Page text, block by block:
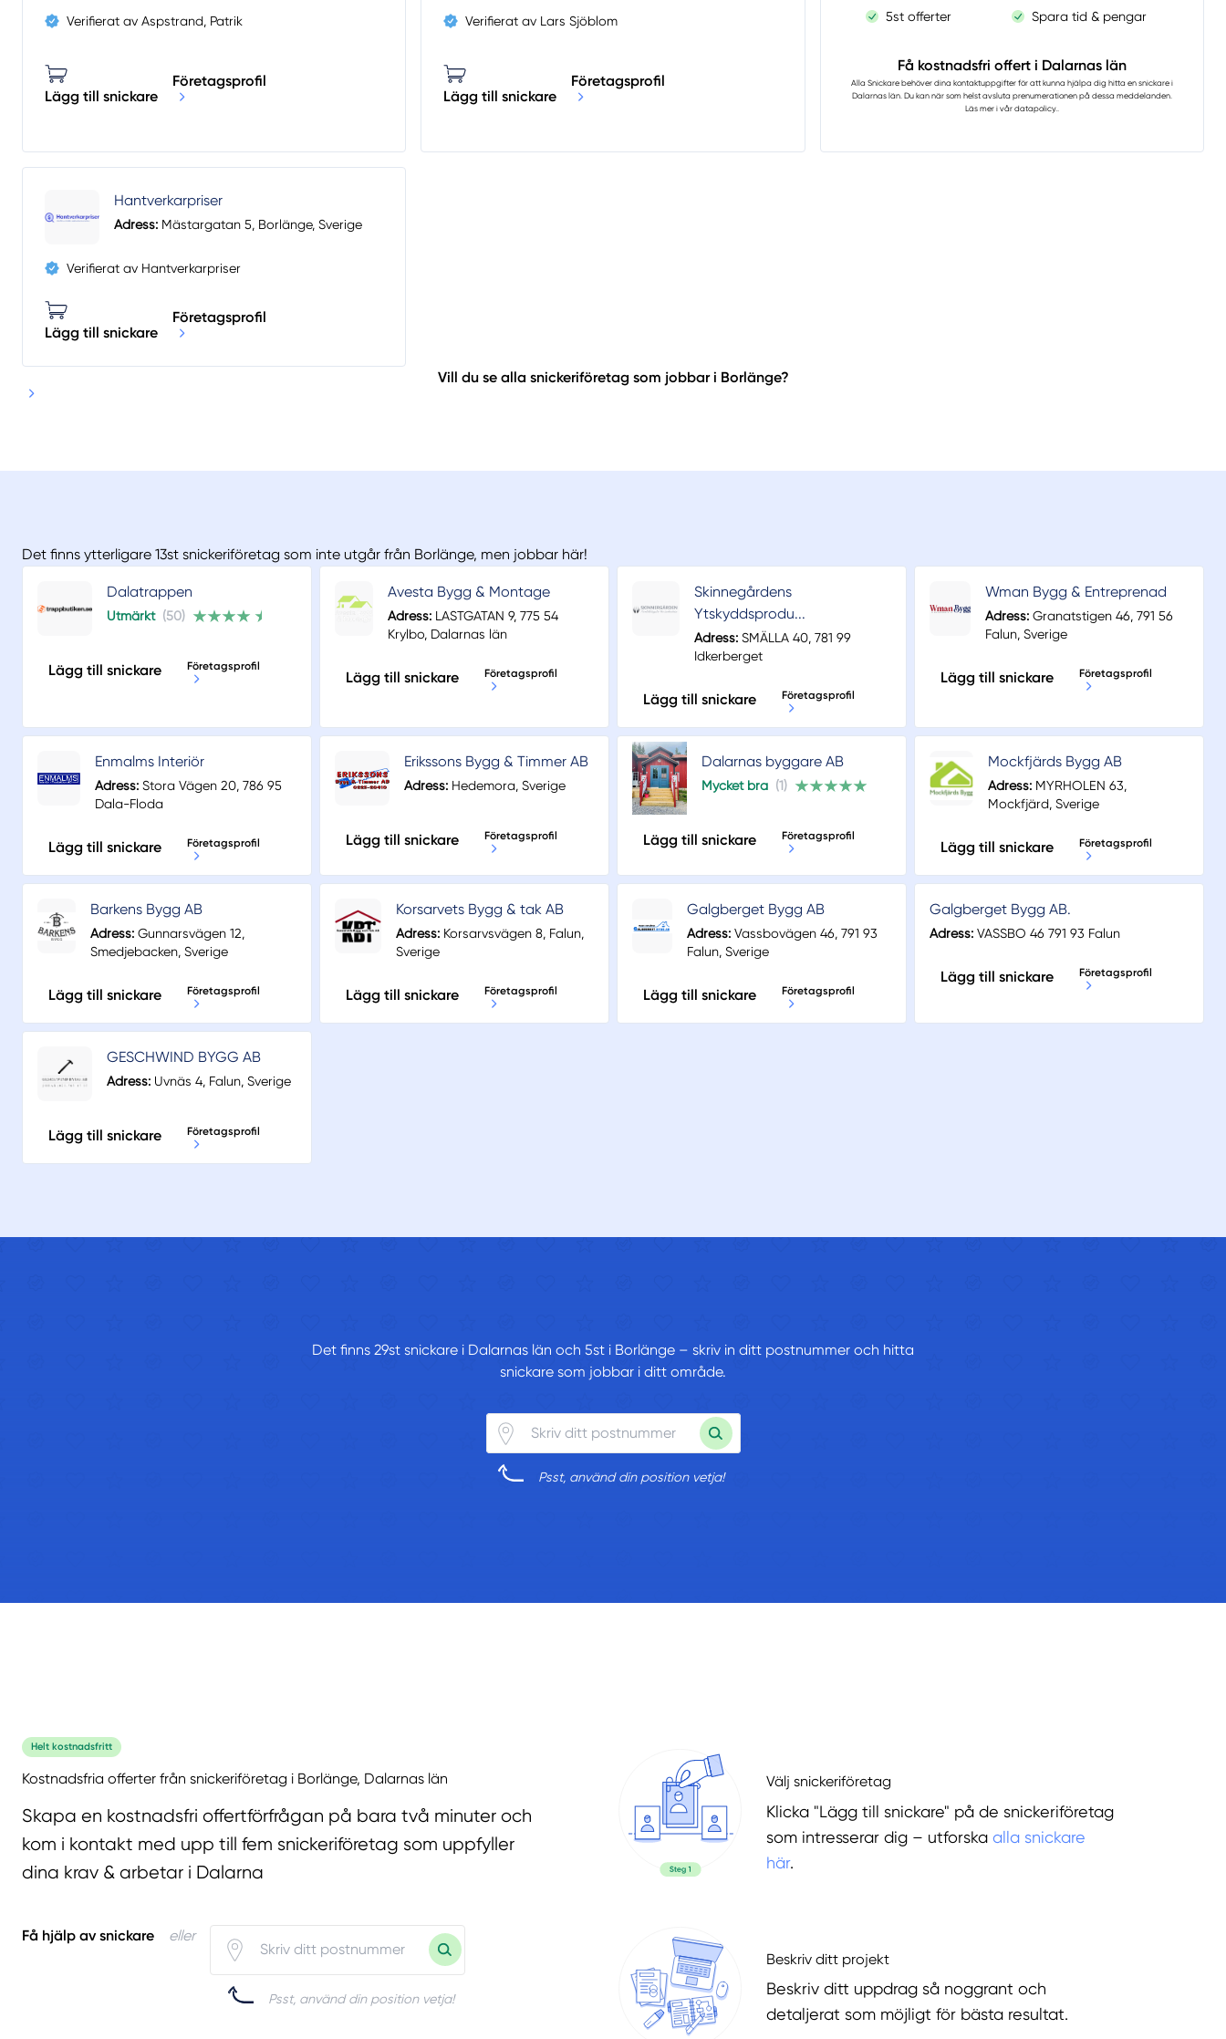
5st offerter
Spara tid & pengar
Få kostnadsfri offert i Dalarnas län
Alla Snickarebehöver dina kontaktuppgifter för att kunna hjälpa dig hitta en snickare i
Dalarnas län. Du kan när som helst avsluta prenumerationen på dessa meddelanden.
Läs mer i vår datapolicy..
Verifierat av Aspstrand, Patrik
Lägg till snickare
Företagsprofil
Verifierat av Lars Sjöblom
Lägg till snickare
Företagsprofil
Hantverkarpriser
Adress: Mästargatan 5, Borlänge, Sverige
Verifierat av Hantverkarpriser
Lägg till snickare
Företagsprofil
Vill du se alla snickeriföretag som jobbar i Borlänge?
Det finns ytterligare 13st snickeriföretag som inte utgår från Borlänge, men jobbar här!
Dalatrappen
Utmärkt (50)
Lägg till snickare Företagsprofil
Avesta Bygg & Montage
Adress: LASTGATAN 9, 775 54
Krylbo, Dalarnas län
Lägg till snickare Företagsprofil
Skinnegårdens
Ytskyddsprodu...
Adress:SMÄLLA 40, 781 99
Idkerberget
Lägg till snickare Företagsprofil
Wman Bygg & Entreprenad
Adress:Granatstigen 46, 791 56
Falun, Sverige
Lägg till snickare Företagsprofil
Enmalms Interiör
Adress:Stora Vägen 20, 786 95
Dala-Floda
Lägg till snickare Företagsprofil
Erikssons Bygg & Timmer AB
Adress: Hedemora, Sverige
Lägg till snickare Företagsprofil
Dalarnas byggare AB
Mycket bra (1)
Lägg till snickare Företagsprofil
Mockfjärds Bygg AB
Adress:MYRHOLEN 63,
Mockfjärd, Sverige
Lägg till snickare Företagsprofil
Barkens Bygg AB
Adress:Gunnarsvägen 12,
Smedjebacken, Sverige
Lägg till snickare Företagsprofil
Korsarvets Bygg & tak AB
Adress:Korsarvsvägen 8, Falun,
Sverige
Lägg till snickare Företagsprofil
Galgberget Bygg AB
Adress: Vassbovägen 46, 791 93
Falun, Sverige
Lägg till snickare Företagsprofil
Galgberget Bygg AB.
Adress: VASSBO 46 791 93 Falun
Lägg till snickare Företagsprofil
GESCHWIND BYGG AB
Adress: Uvnäs 4, Falun, Sverige
Lägg till snickare Företagsprofil
Det finns 29st snickare i Dalarnas län och 5st i Borlänge – skriv in ditt postnummer och hitta
snickare som jobbar i ditt område.
Psst, använd din position vetja!
Helt kostnadsfritt
Kostnadsfria offerter från snickeriföretag i Borlänge, Dalarnas län
Skapa en kostnadsfri offertförfrågan på bara två minuter och
kom i kontakt med upp till fem snickeriföretag som uppfyller
dina krav & arbetar i Dalarna
Få hjälp av snickare eller
Psst, använd din position vetja!
Välj snickeriföretag
Klicka "Lägg till snickare" på de snickeriföretag
som intresserar dig – utforska alla snickare
här.
Beskriv ditt projekt
Beskriv ditt uppdrag så noggrant och
detaljerat som möjligt för bästa resultat.